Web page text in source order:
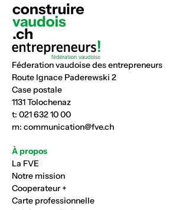
Féderation vaudoise des entrepreneurs
Route Ignace Paderewski 2
Case postale
1131 Tolochenaz
t: 021 632 10 00
m: communication@fve.ch
À propos
La FVE
Notre mission
Cooperateur +
Carte professionnelle